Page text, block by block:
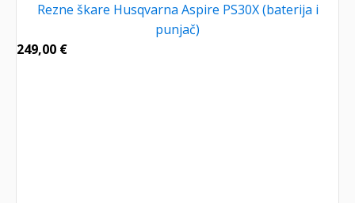
Rezne škare Husqvarna Aspire PS30X (baterija i
punjač)
249,00 €